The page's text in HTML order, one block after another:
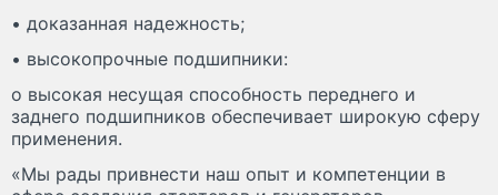
• доказанная надежность;
• высокопрочные подшипники:
o высокая несущая способность переднего и
заднего подшипников обеспечивает широкую сферу
применения.
«Мы рады привнести наш опыт и компетенции в